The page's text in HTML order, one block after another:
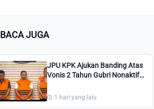
BACA JUGA
JPU KPK Ajukan Banding Atas
Vonis 2 Tahun Gubri Nonaktif
dan Dani M Nursalam
1 hari yang lalu